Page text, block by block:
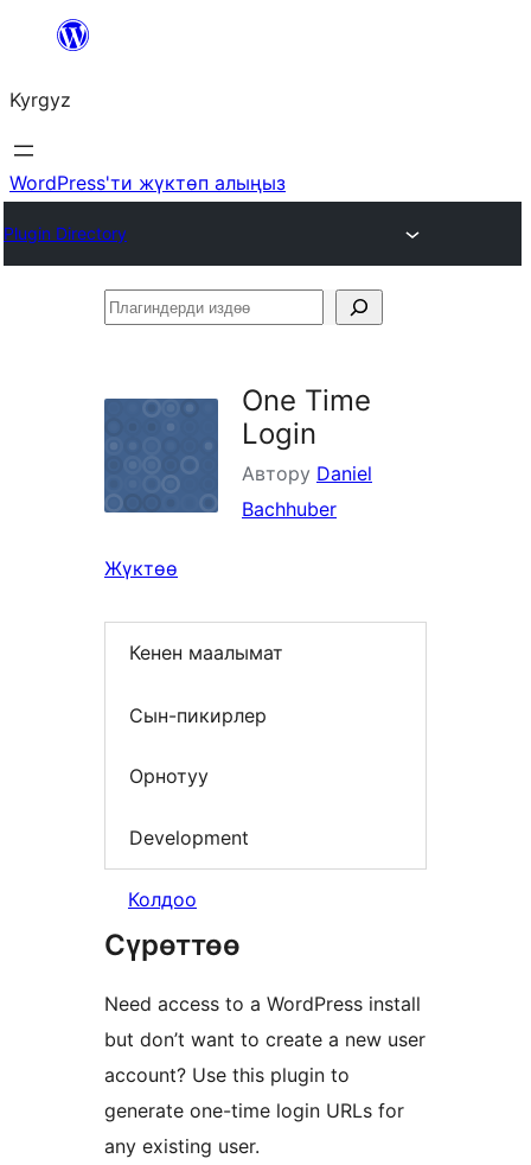
Мазмунга
Kyrgyz
WordPress'ти жүктөп алыңыз
Plugin Directory
Плагиндерди
One Time
Login
Автору Daniel
Bachhuber
Жүктөө
Кенен маалымат
Сын-пикирлер
Орнотуу
Development
Колдоо
Сүрөттөө
Need access to a WordPress install
but don’t want to create a new user
account? Use this plugin to
generate one-time login URLs for
any existing user.